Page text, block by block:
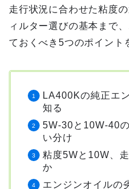
走行状況に合わせた粘度
ィルター選びの基本まで
ておくべき5つのポイント
LA400Kの純正エ
知る
5W-30と10W-40
い分け
粘度5Wと10W、
か
エンジンオイルの